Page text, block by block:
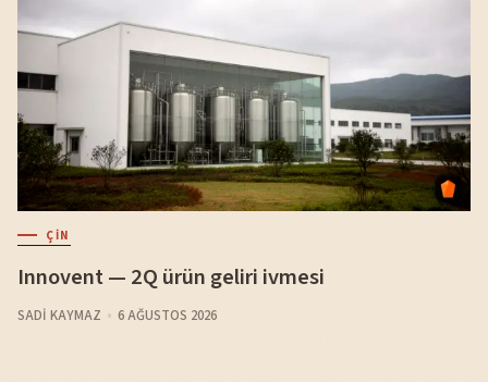
ÇIN
Innovent — 2Q ürün geliri ivmesi
SADI KAYMAZ 6 AĞUSTOS 2026